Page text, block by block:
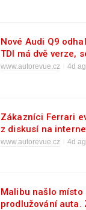
Nové Audi Q9
TDI má dvě verze,
základu
www.autorevue.cz 4d
Zákazníci Ferrari
z diskusí na
Luce je totiž
www.autorevue.cz 4d
Malibu našlo místo
prodlužování auta.